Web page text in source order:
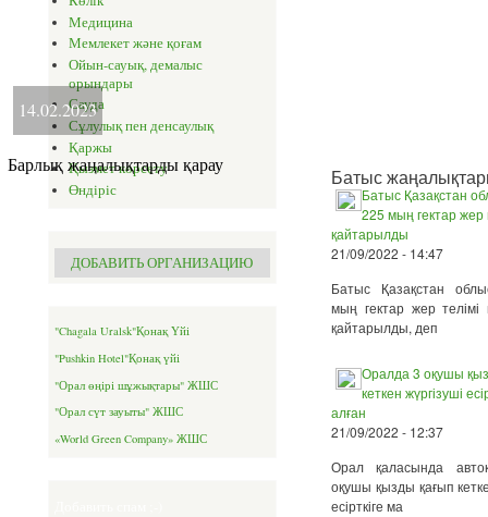
Медицина
Мемлекет және қоғам
Ойын-сауық, демалыс
орындары
Сауда
Сұлулық пен денсаулық
Қаржы
Қызмет көрсету
Өндіріс
ДОБАВИТЬ ОРГАНИЗАЦИЮ
"Chagala Uralsk"Қонақ Үйі
"Pushkin Hotel"Қонақ үйі
"Орал өңірі шұжықтары" ЖШС
"Орал сүт зауыты" ЖШС
«World Green Company» ЖШС
14.02.2023
Барлық жаңалықтарды қарау
Батыс
Батыс Қазақстан
225 мың гектар жер
қайтарылды
21/09/2022 - 14:47
Батыс Қазақстан
мың гектар жер телімі
қайтарылды, деп
Оралда 3 оқушы
кеткен жүргізуші
алған
21/09/2022 - 12:37
Орал қаласында
оқушы қызды қағып
есірткіге ма